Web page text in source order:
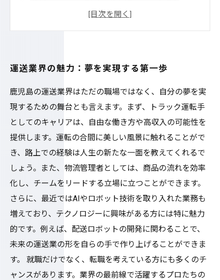
成功への道：プロフェッショナルたちの経験談
運送業界での成長と挑戦：自分の夢を追いかけ
て
運送業界を目指すあなたへ：働きがいと夢の実
現
全ては運送業から：あなたの未来を輝かせる仕
事
運送業界の魅力：夢を実現する第一歩
鹿児島の運送業界はただの職場ではなく、自分の夢を実
現するための舞台とも言えます。まず、トラック運転手
としてのキャリアは、自由な働き方や高収入の可能性を
提供します。運転の合間に美しい風景に触れることがで
き、路上での経験は人生の新たな一面を教えてくれるで
しょう。また、物流管理者としては、商品の流れを効率
化し、チームをリードする立場に立つことができます。
さらに、最近ではAIやロボット技術を取り入れた業務も
増えており、テクノロジーに興味がある方には特に魅力
的です。例えば、配送ロボットの開発に関わることで、
未来の運送業の形を自らの手で作り上げることができま
す。 就職だけでなく、転職を考えている方にも多くのチ
ャンスがあります。業界の最前線で活躍するプロたちの